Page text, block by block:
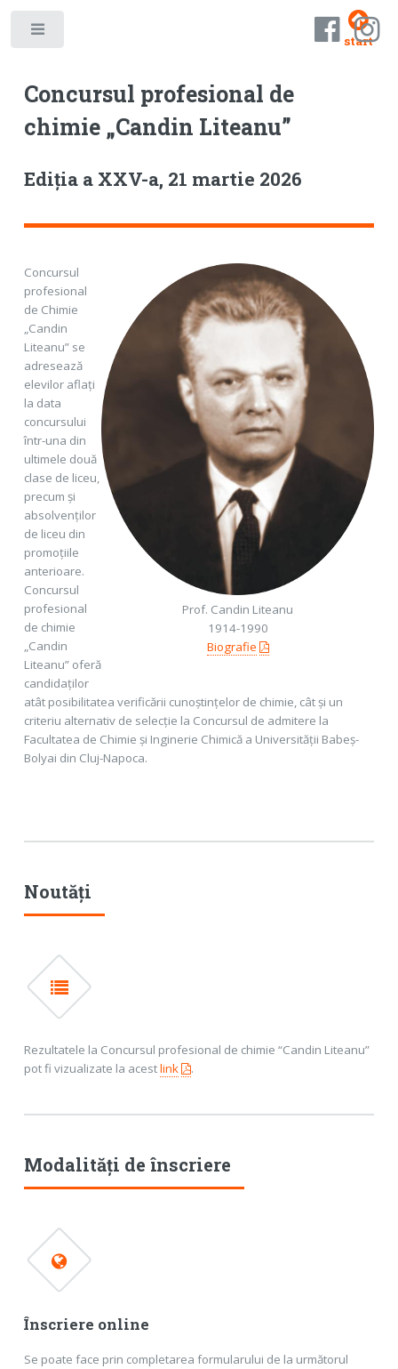
start
Concursul profesional de
chimie „Candin Liteanu”
Ediția a XXV-a, 21 martie 2026
Prof. Candin Liteanu
1914-1990
Biografie
Concursul
profesional
de Chimie
„Candin
Liteanu” se
adresează
elevilor aflați
la data
concursului
într-una din
ultimele două
clase de liceu,
precum și
absolvenților
de liceu din
promoțiile
anterioare.
Concursul
profesional
de chimie
„Candin
Liteanu” oferă
candidaților
atât posibilitatea verificării cunoștințelor de chimie, cât și un
criteriu alternativ de selecție la Concursul de admitere la
Facultatea de Chimie și Inginerie Chimică a Universității Babeș-
Bolyai din Cluj-Napoca.
Noutăți
Rezultatele la Concursul profesional de chimie “Candin Liteanu”
pot fi vizualizate la acestlink .
Modalități de înscriere
Înscriere online
Se poate face prin completarea formularului de la următorul